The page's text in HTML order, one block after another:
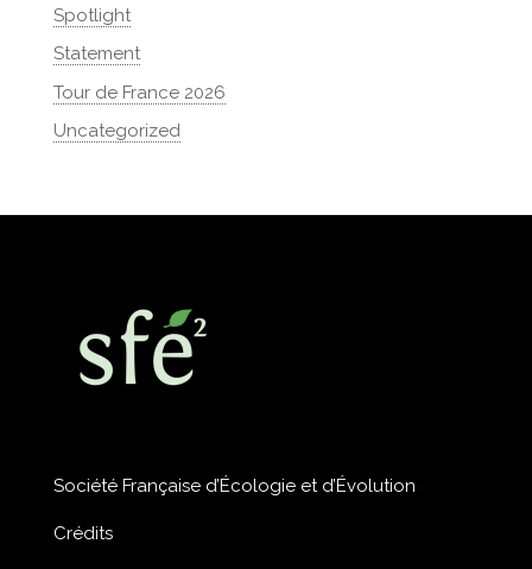
Spotlight
Statement
Tour de France 2026
Uncategorized
Société Française d’Écologie et d’Évolution
Crédits